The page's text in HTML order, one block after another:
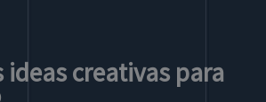
creativas para